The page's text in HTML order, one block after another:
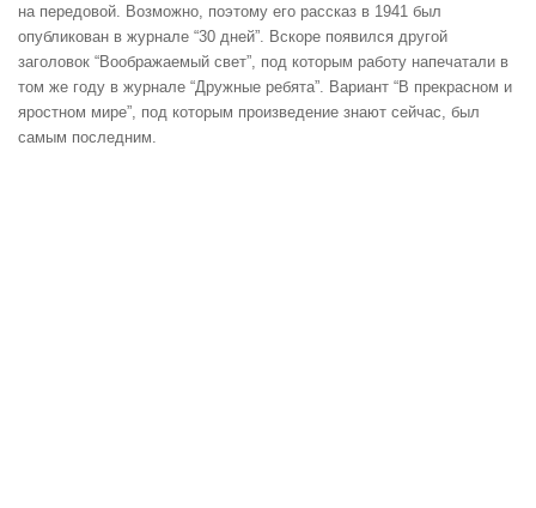
на передовой. Возможно, поэтому его рассказ в 1941 был
опубликован в журнале “30 дней”. Вскоре появился другой
заголовок “Воображаемый свет”, под которым работу напечатали в
том же году в журнале “Дружные ребята”. Вариант “В прекрасном и
яростном мире”, под которым произведение знают сейчас, был
самым последним.